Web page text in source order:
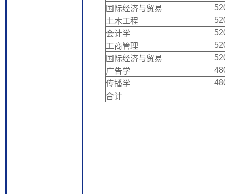
国际经济与贸易
土木工程
会计学
工商管理
国际经济与贸易
广告学
传播学
合计